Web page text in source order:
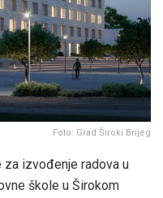
Foto: Grad Široki Brijeg
za izvođenje radova u
škole u Širokom